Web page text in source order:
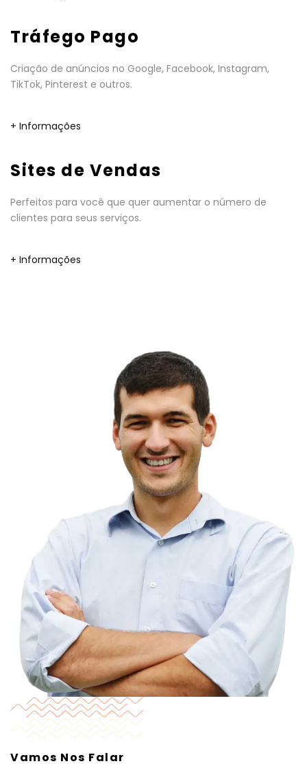
Tráfego Pago
Criação de anúncios no Google, Facebook, Instagram,
TikTok, Pinterest e outros.
+ Informações
Sites de Vendas
Perfeitos para você que quer aumentar o número de
clientes para seus serviços.
+ Informações
Vamos Nos Falar